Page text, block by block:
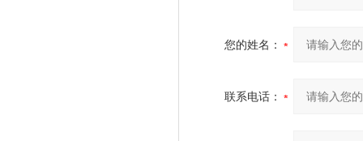
您的姓名：
联系电话：